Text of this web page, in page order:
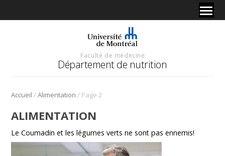
Faculté de médecine
Département de nutrition
Accueil /Alimentation / Page 2
ALIMENTATION
Le Coumadin et les légumes verts ne sont pas ennemis!